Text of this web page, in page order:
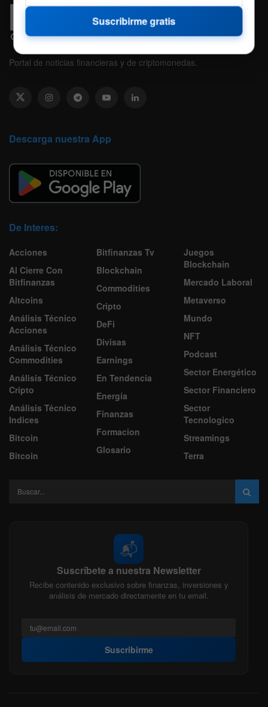
Portal de noticias financieras y de criptomonedas.
Descarga nuestra App
De Interes:
Acciones
Al Cierre Con
Bitfinanzas
Altcoins
Análisis Técnico
Acciones
Análisis Técnico
Commodities
Análisis Técnico
Cripto
Análisis Técnico
Indices
Bitcoin
Bitcoin
Bitfinanzas Tv
Blockchain
Commodities
Cripto
DeFi
Divisas
Earnings
En Tendencia
Energía
Finanzas
Formacion
Glosario
Juegos
Blockchain
Mercado Laboral
Metaverso
Mundo
NFT
Podcast
Sector Energético
Sector Financiero
Sector
Tecnologico
Streamings
Terra
📬
Suscríbete a nuestra Newsletter
Recibe contenido exclusivo sobre finanzas, inversiones y
análisis de mercado directamente en tu email.
Suscribirme
Suscribirme gratis